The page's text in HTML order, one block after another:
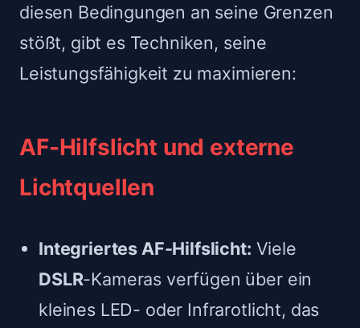
diesen Bedingungen an seine Grenzen
stößt, gibt es Techniken, seine
Leistungsfähigkeit zu maximieren:
AF-Hilfslicht und externe
Lichtquellen
Integriertes AF-Hilfslicht: Viele
DSLR-Kameras verfügen über ein
kleines LED- oder Infrarotlicht, das